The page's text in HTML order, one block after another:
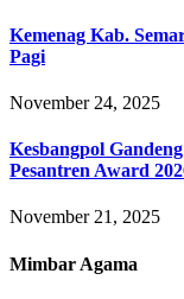
Kemenag Kab.
Pagi
November 24, 2025
Kesbangpol
Pesantren Award
November 21, 2025
Mimbar Agama